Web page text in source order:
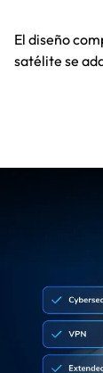
El diseño
satélite se